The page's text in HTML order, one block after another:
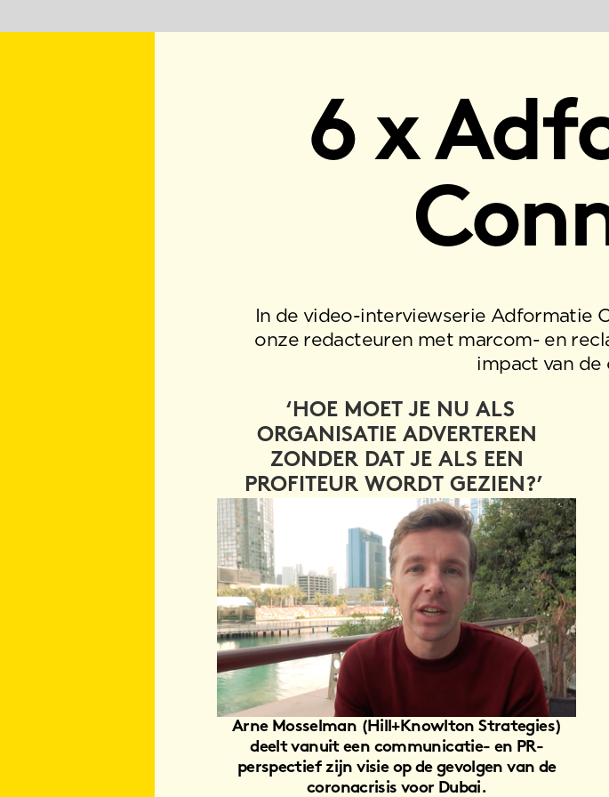
6 x
‘HOE MOET JE NU ALS
ORGANISATIE ADVERTEREN
Arne Mosselman (Hill+Knowlton Strategies)
deelt vanuit een communicatie- en PR-
perspectief zijn visie op de gevolgen van de
coronacrisis voor Dubai.
‘EXPO 2020 ZOU ÉÉN VAN DE
MEEST SUCCESVOLLE
TENTOONSTELLINGEN OOIT
'DE
BLIJFT
Eunice
McDonald’s
IenW) en
marketing bij
communicatie
tweede
‘NU